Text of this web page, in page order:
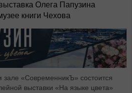
Олега Папузина
книги Чехова
зале «СовременникЪ» состоится
выставки «На языке цвета»